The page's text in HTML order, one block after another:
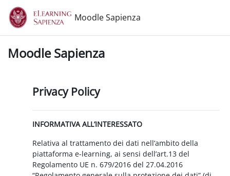
Vai al contenuto principale
Moodle Sapienza
Moodle Sapienza
Privacy Policy
INFORMATIVA ALL’INTERESSATO
Relativa al trattamento dei dati nell’ambito della
piattaforma e-learning, ai sensi dell’art.13 del
Regolamento UE n. 679/2016 del 27.04.2016